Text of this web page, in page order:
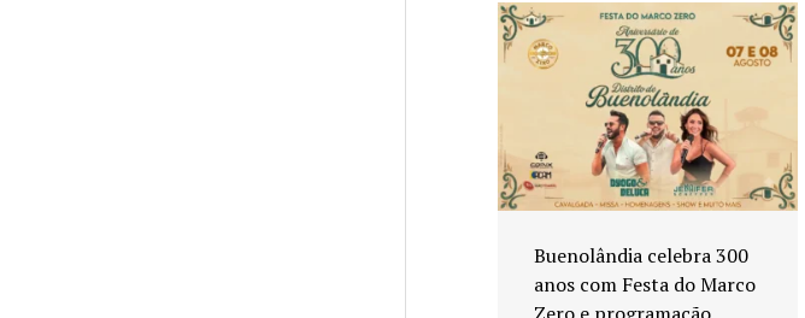
Buenolândia celebra 300
anos com Festa do Marco